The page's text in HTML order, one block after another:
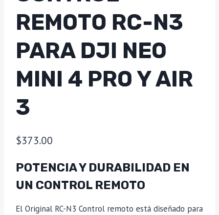
REMOTO RC-N3
PARA DJI NEO
MINI 4 PRO Y AIR
3
$373.00
POTENCIA Y DURABILIDAD EN
UN CONTROL REMOTO
El Original RC-N3 Control remoto está diseñado para